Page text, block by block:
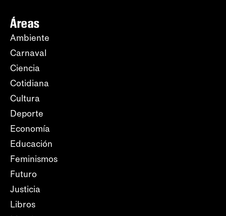
Áreas
Ambiente
Carnaval
Ciencia
Cotidiana
Cultura
Deporte
Economía
Educación
Feminismos
Futuro
Justicia
Libros